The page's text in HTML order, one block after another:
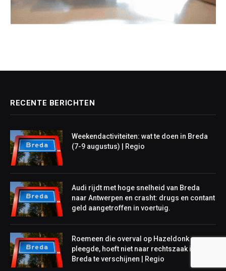
RECENTE BERICHTEN
Weekendactiviteiten: wat te doen in Breda
(7-9 augustus) | Regio
Audi rijdt met hoge snelheid van Breda
naar Antwerpen en crasht: drugs en contant
geld aangetroffen in voertuig.
Roemeen die overval op Hazeldonk
pleegde, hoeft niet naar rechtszaak in
Breda te verschijnen | Regio